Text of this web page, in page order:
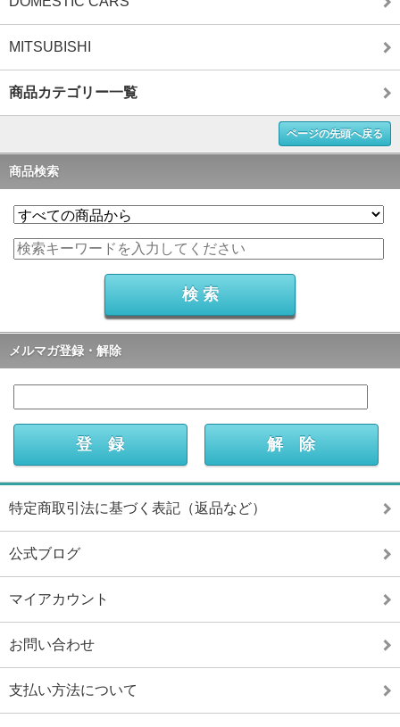
MITSUBISHI
商品カテゴリー一覧
ページの先頭へ戻る
商品検索
メルマガ登録・解除
特定商取引法に基づく表記（返品など）
公式ブログ
マイアカウント
お問い合わせ
支払い方法について